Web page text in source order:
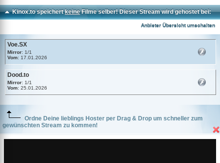
Kinox.to speichertkeineFilme selber! Dieser Stream wird gehostet bei:
Anbieter Übersicht umschalten
Voe.SX
Mirror: 1/1
Vom: 17.01.2026
Dood.to
Mirror: 1/1
Vom: 25.01.2026
Ordne Deine lieblings Hoster per Drag & Drop um schneller zum
gewünschten Stream zu kommen!